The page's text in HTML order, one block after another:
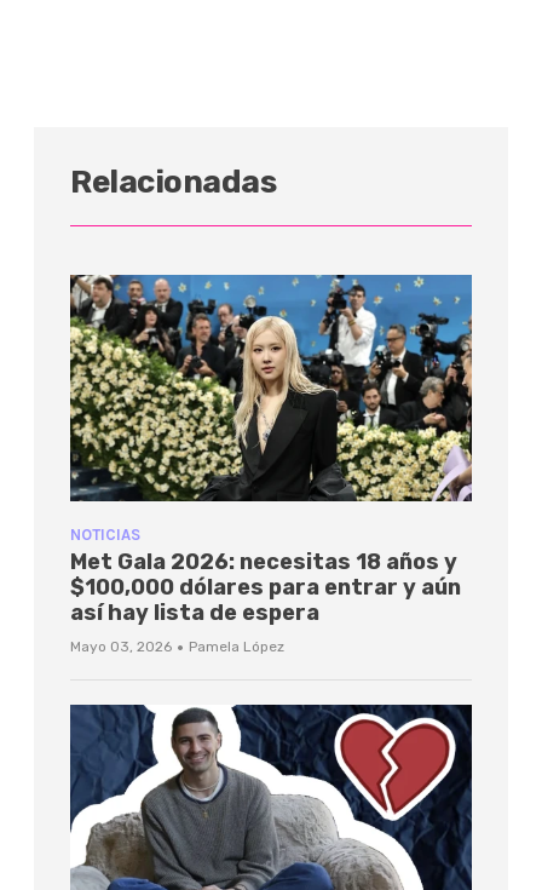
Relacionadas
NOTICIAS
Met Gala 2026: necesitas 18 años y
$100,000 dólares para entrar y aún
así hay lista de espera
Mayo 03, 2026 · Pamela López